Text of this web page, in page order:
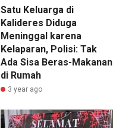
Satu Keluarga di
Kalideres Diduga
Meninggal karena
Kelaparan, Polisi: Tak
Ada Sisa Beras-Makanan
di Rumah
3 year ago